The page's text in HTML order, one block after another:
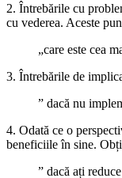
2. Întrebările cu
cu vederea. Aceste
„care este cea
3. Întrebările de
” dacă nu
4. Odată ce o
beneficiile în sine.
” dacă ați